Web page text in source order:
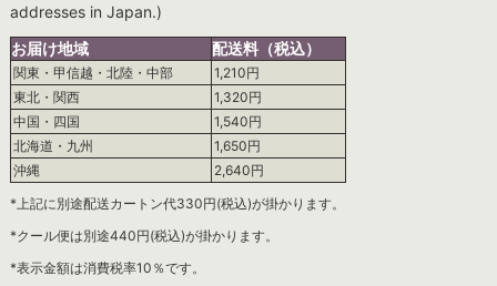
addresses in Japan.)
お届け地域
配送料（税込）
関東・甲信越・北陸・中部
1,210円
東北・関西
1,320円
中国・四国
1,540円
北海道・九州
1,650円
沖縄
2,640円
*上記に別途配送カートン代330円(税込)が掛かります。
*クール便は別途440円(税込)が掛かります。
*表示金額は消費税率10％です。